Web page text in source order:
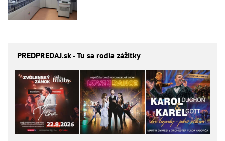
PREDPREDAJ.sk - Tu sa rodia zážitky